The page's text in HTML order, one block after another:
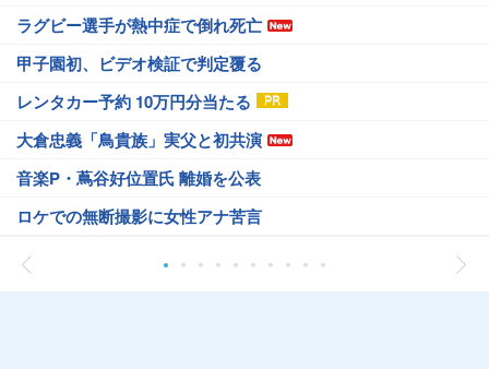
ラグビー選手が熱中症で倒れ死亡
甲子園初、ビデオ検証で判定覆る
レンタカー予約 10万円分当たる
大倉忠義「鳥貴族」実父と初共演
音楽P・蔦谷好位置氏 離婚を公表
ロケでの無断撮影に女性アナ苦言